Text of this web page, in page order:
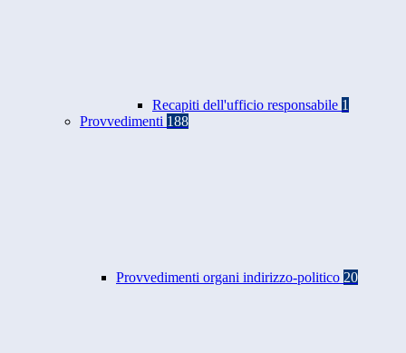
Recapiti dell'ufficio responsabile 1
Provvedimenti 188
Provvedimenti organi indirizzo-politico 20